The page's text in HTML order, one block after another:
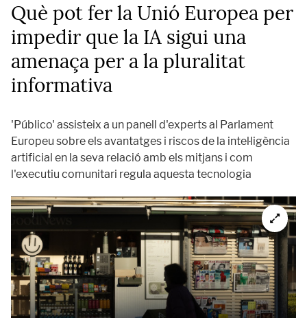
Què pot fer la Unió Europea per
impedir que la IA sigui una
amenaça per a la pluralitat
informativa
'Público' assisteix a un panell d'experts al Parlament
Europeu sobre els avantatges i riscos de la intel·ligència
artificial en la seva relació amb els mitjans i com
l'executiu comunitari regula aquesta tecnologia